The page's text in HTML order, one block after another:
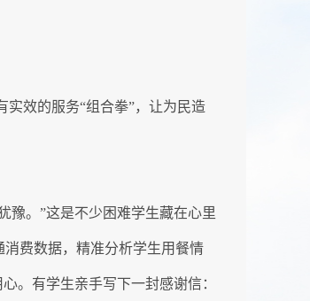
效的服务“组合拳”，让为民造
豫。”这是不少困难学生藏在心里
费数据，精准分析学生用餐情
。有学生亲手写下一封感谢信：